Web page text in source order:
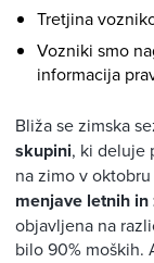
Tretjina
Vozniki smo
informacija
Bliža se zimska
skupini, ki deluje
na zimo v
menjave letnih
objavljena na
bilo 90% moških.